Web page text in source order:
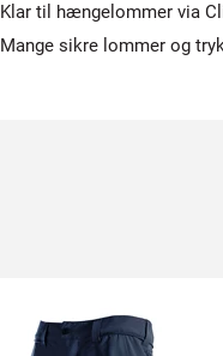
Klar til hængelommer via
Mange sikre lommer og